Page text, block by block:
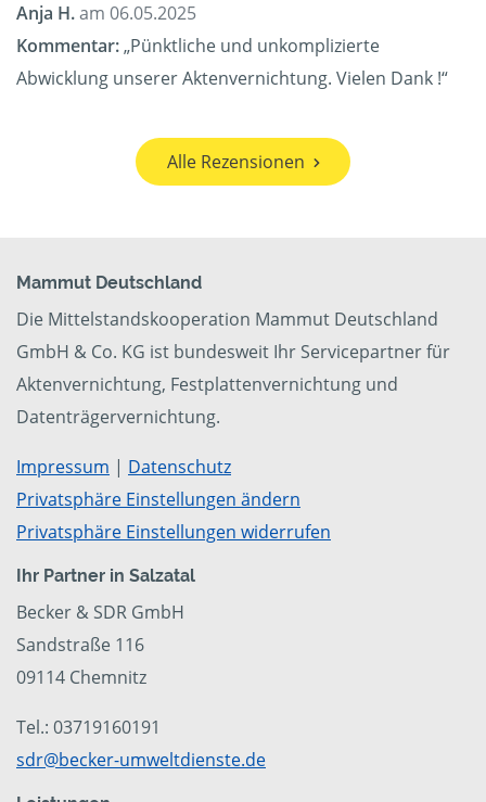
Anja H.am 06.05.2025
Kommentar:„Pünktliche und unkomplizierte
Abwicklung unserer Aktenvernichtung. Vielen Dank !“
Alle Rezensionen
Mammut Deutschland
Die Mittelstandskooperation Mammut Deutschland
GmbH & Co. KG ist bundesweit Ihr Servicepartner für
Aktenvernichtung, Festplattenvernichtung und
Datenträgervernichtung.
Impressum | Datenschutz
Privatsphäre Einstellungen ändern
Privatsphäre Einstellungen widerrufen
Ihr Partner in Salzatal
Becker & SDR GmbH
Sandstraße 116
09114 Chemnitz
Tel.: 03719160191
sdr@becker-umweltdienste.de